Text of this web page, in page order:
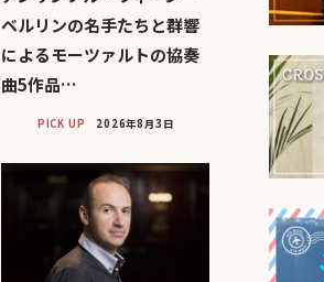
ベルリンの名手たちと群響
によるモーツァルトの協奏
曲5作品…
PICK UP 2026年8月3日